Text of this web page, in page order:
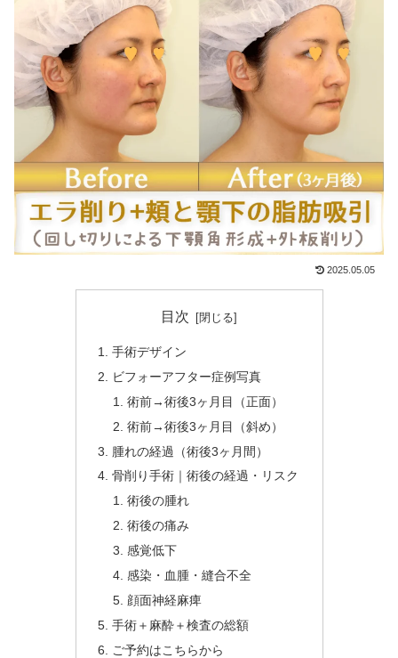
2025.05.05
目次
手術デザイン
ビフォーアフター症例写真
術前→術後3ヶ月目（正面）
術前→術後3ヶ月目（斜め）
腫れの経過（術後3ヶ月間）
骨削り手術｜術後の経過・リスク
術後の腫れ
術後の痛み
感覚低下
感染・血腫・縫合不全
顔面神経麻痺
手術＋麻酔＋検査の総額
ご予約はこちらから